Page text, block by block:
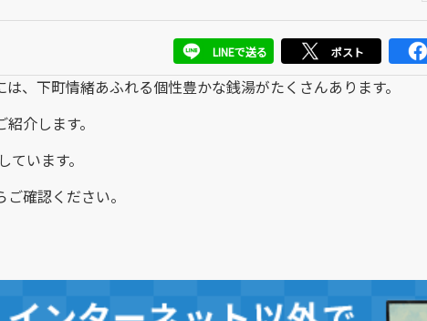
LINEで送る ポスト
、下町情緒あふれる個性豊かな銭湯がたくさんあります。
介します。
います。
確認ください。